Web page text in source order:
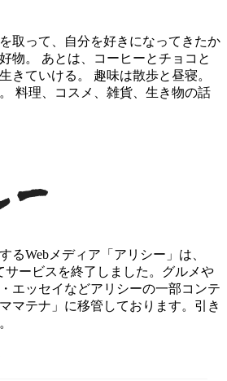
取って、自分を好きになってきたか
物。 あとは、コーヒーとチョコと
きていける。 趣味は散歩と昼寝。
料理、コスメ、雑貨、生き物の話
るWebメディア「アリシー」は、
サービスを終了しました。グルメや
エッセイなどアリシーの一部コンテ
マテナ」に移管しております。引き